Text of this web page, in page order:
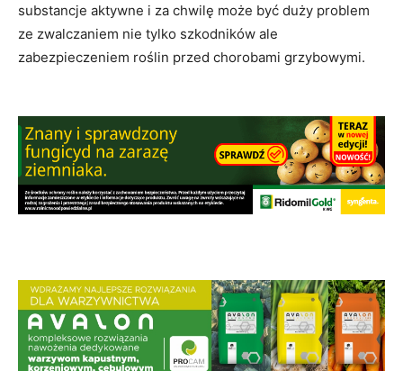
substancje aktywne i za chwilę może być duży problem
ze zwalczaniem nie tylko szkodników ale
zabezpieczeniem roślin przed chorobami grzybowymi.